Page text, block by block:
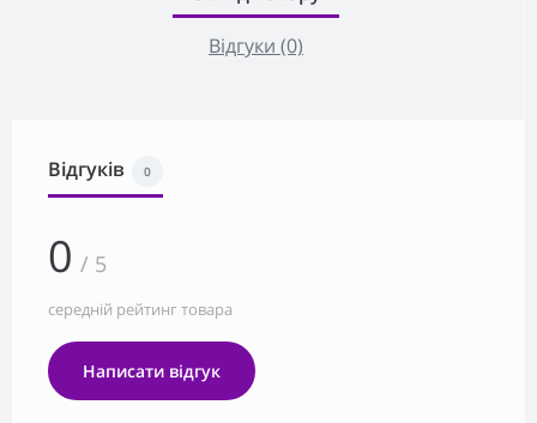
Відгуки (0)
Відгуків 0
0 / 5
середній рейтинг товара
Написати відгук